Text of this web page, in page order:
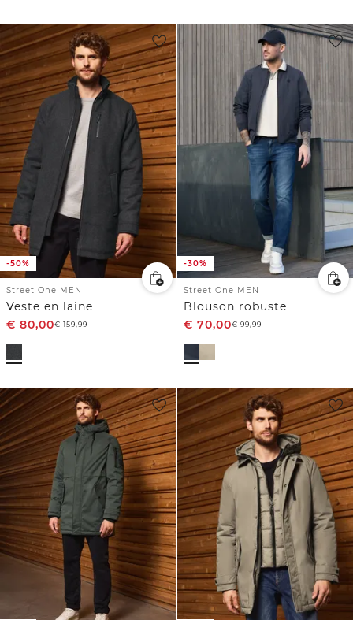
-50%
Street One MEN
Veste en laine
€ 80,00€159,99
-30%
Street One MEN
Blouson robuste
€ 70,00€99,99